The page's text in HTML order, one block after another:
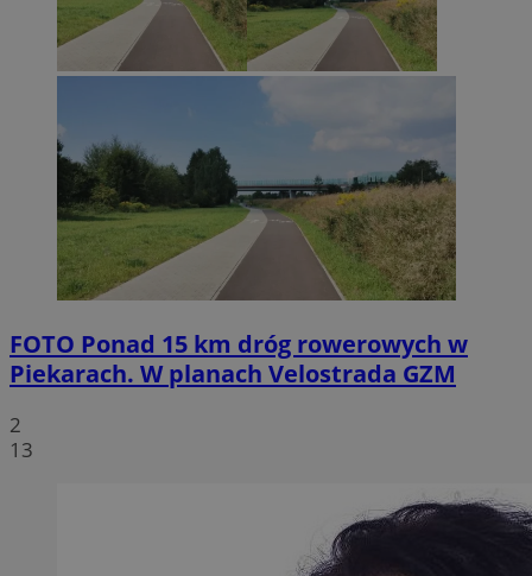
FOTO Ponad 15 km dróg rowerowych w
Piekarach. W planach Velostrada GZM
2
13